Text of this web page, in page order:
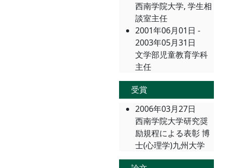
西南学院大学, 学生相
談室主任
2001年06月01日 -
2003年05月31日
文学部児童教育学科
主任
受賞
2006年03月27日
西南学院大学研究奨
励規程による表彰 博
士(心理学)九州大学